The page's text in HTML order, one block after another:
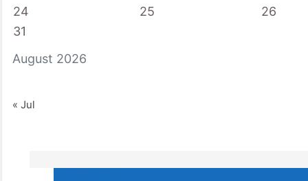
August 2026
24
25
26
31
« Jul